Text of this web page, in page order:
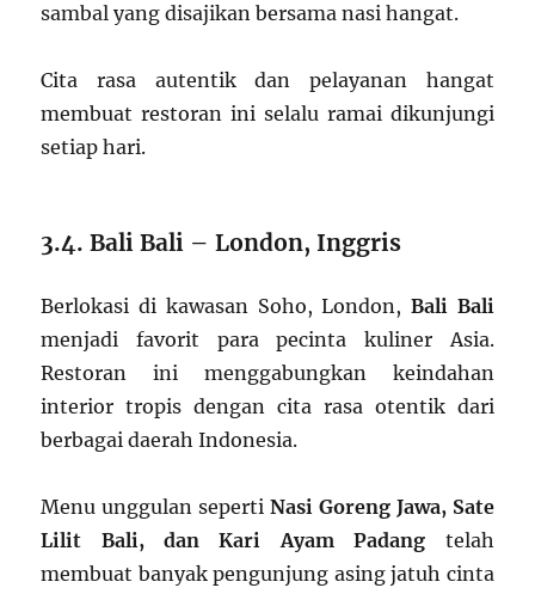
sambal yang disajikan bersama nasi hangat.
Cita rasa autentik dan pelayanan hangat
membuat restoran ini selalu ramai dikunjungi
setiap hari.
3.4. Bali Bali – London, Inggris
Berlokasi di kawasan Soho, London, Bali Bali
menjadi favorit para pecinta kuliner Asia.
Restoran ini menggabungkan keindahan
interior tropis dengan cita rasa otentik dari
berbagai daerah Indonesia.
Menu unggulan seperti Nasi Goreng Jawa, Sate
Lilit Bali, dan Kari Ayam Padang telah
membuat banyak pengunjung asing jatuh cinta